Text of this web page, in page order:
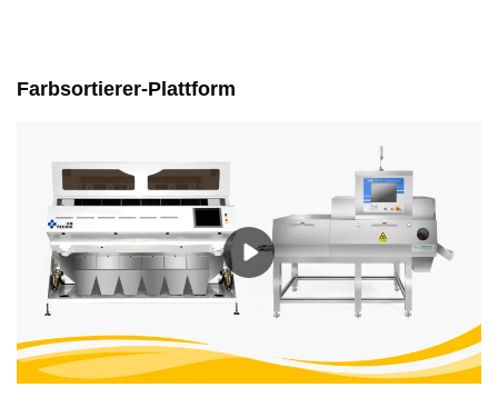
Farbsortierer-Plattform